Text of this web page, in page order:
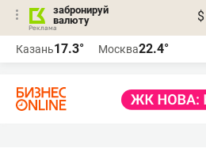
забронируй
валюту
$
Казань17.3° Москва22.4°